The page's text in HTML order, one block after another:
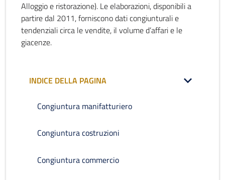
Alloggio e ristorazione). Le elaborazioni, disponibili a
partire dal 2011, forniscono dati congiunturali e
tendenziali circa le vendite, il volume d’affari e le
giacenze.
INDICE DELLA PAGINA
Congiuntura manifatturiero
Congiuntura costruzioni
Congiuntura commercio